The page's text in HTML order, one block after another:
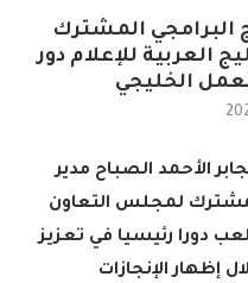
البرامجي المشترك
العربية للإعلام دور
الخليجي
الأحمد الصباح مدير
لمجلس التعاون
دورا رئيسيا في تعزيز
إظهار الإنجازات